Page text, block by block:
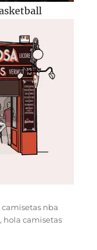
Etiquetas
camisetas nba
, hola camisetas